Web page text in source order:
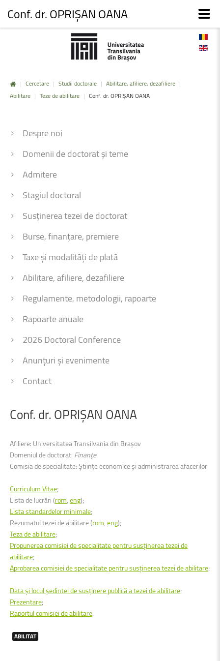
| Cercetare | Studii doctorale | Abilitare, afiliere, dezafiliere |
Abilitare | Teze de abilitare | Conf. dr. OPRIȘAN OANA
Despre noi
Domenii de doctorat și teme
Admitere
Stagiul doctoral
Susținerea tezei de doctorat
Burse, finanțare, premiere
Taxe și modalități de plată
Abilitare, afiliere, dezafiliere
Regulamente, metodologii, rapoarte
Rapoarte anuale
2026 Doctoral Conference
Anunțuri și evenimente
Contact
Conf. dr. OPRIȘAN OANA
Afiliere: Universitatea Transilvania din Brașov
Domeniul de doctorat: Finanțe
Comisia de specialitate: Științe economice și administrarea afacerilor
Curriculum Vitae;
Lista de lucrări (rom,eng);
Lista standardelor minimale;
Rezumatul tezei de abilitare (rom,eng);
Teza de abilitare;
Propunerea comisiei de specialitate pentru susținerea tezei de
abilitare;
Aprobarea comisiei de specialitate pentru susținerea tezei de abilitare;
Data și locul ședintei de susținere publică a tezei de abilitare;
Prezentare;
Raportul comisiei de abilitare.
ABILITAT
Conf. dr. OPRIȘAN OANA